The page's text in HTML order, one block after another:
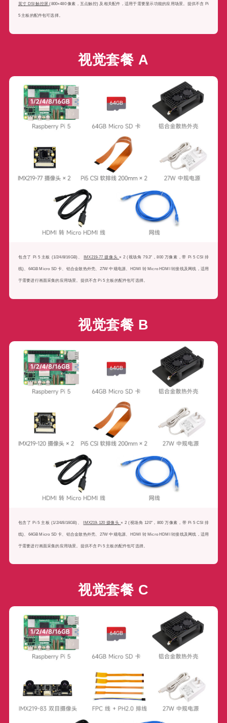
英寸 DSI 触控屏(800×480 像素，五点触控) 及相关配件，适用于需要显示功能的应用场景。提供不含 Pi
5 主板的配件包可选择。
视觉套餐 A
包含了 Pi 5 主板 (1/2/4/8/16GB)、 IMX219-77 摄像头× 2 (视场角 79.3°，800 万像素，带 Pi 5 CSI 排
线)、64GB Micro SD 卡、铝合金散热外壳、27W 中规电源、HDMI 转 Micro HDMI 转接线及网线，适用
于需要进行画面采集的应用场景。提供不含 Pi 5 主板的配件包可选择。
视觉套餐 B
包含了 Pi 5 主板 (1/2/4/8/16GB)、IMX219-120 摄像头× 2 (视场角 120°，800 万像素，带 Pi 5 CSI 排
线)、64GB Micro SD 卡、铝合金散热外壳、27W 中规电源、HDMI 转 Micro HDMI 转接线及网线，适用
于需要进行画面采集的应用场景。提供不含 Pi 5 主板的配件包可选择。
视觉套餐 C